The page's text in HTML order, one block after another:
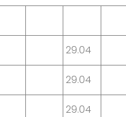
29.04
29.04
29.04